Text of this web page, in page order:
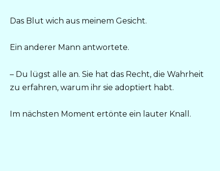
Das Blut wich aus meinem Gesicht.
Ein anderer Mann antwortete.
– Du lügst alle an. Sie hat das Recht, die Wahrheit
zu erfahren, warum ihr sie adoptiert habt.
Im nächsten Moment ertönte ein lauter Knall.